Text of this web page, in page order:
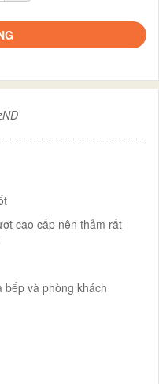
cao cấp nên thảm rất
và phòng khách